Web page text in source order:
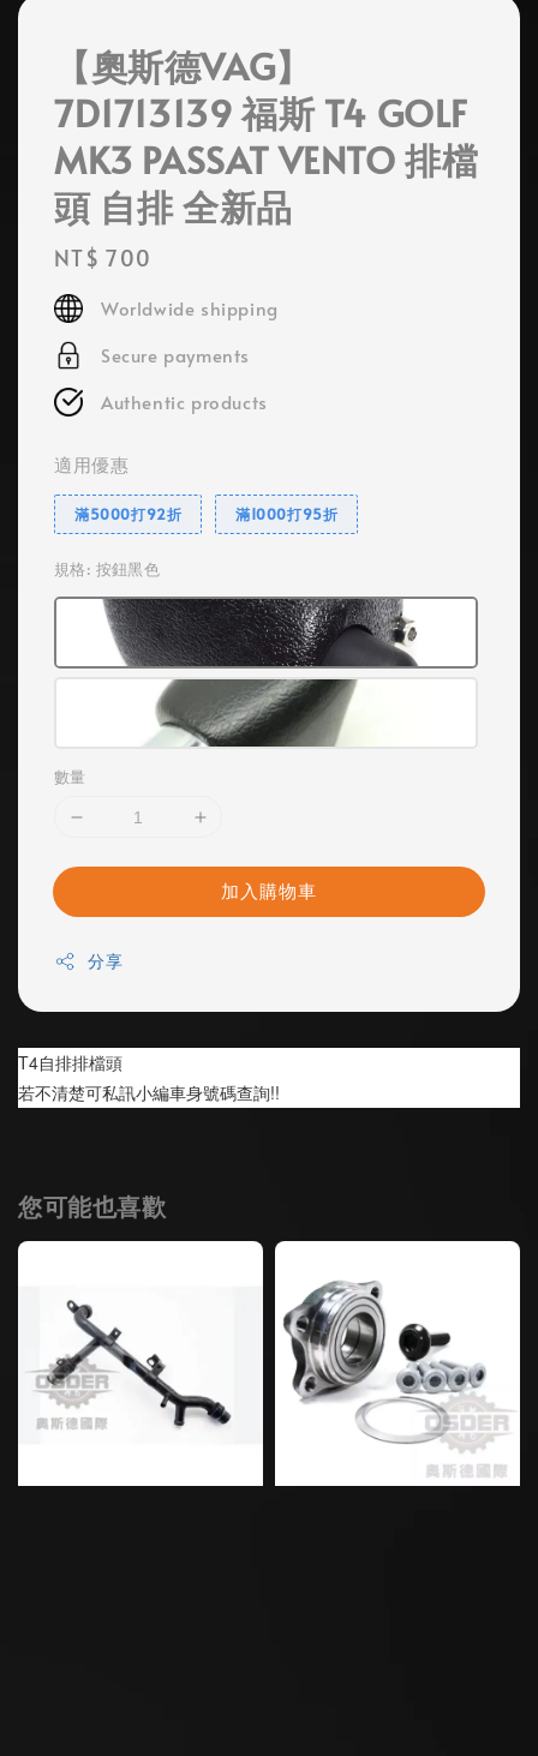
【奧斯德VAG】
7D1713139 福斯 T4 GOLF
MK3 PASSAT VENTO 排檔
頭 自排 全新品
Regular
price
NT$ 700
Worldwide shipping
Secure payments
Authentic products
適用優惠
滿5000打92折 滿1000打95折
規格: 按鈕黑色
數量
加入購物車
分享
T4自排排檔頭
若不清楚可私訊小編車身號碼查詢!!
您可能也喜歡